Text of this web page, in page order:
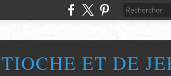
ET DE